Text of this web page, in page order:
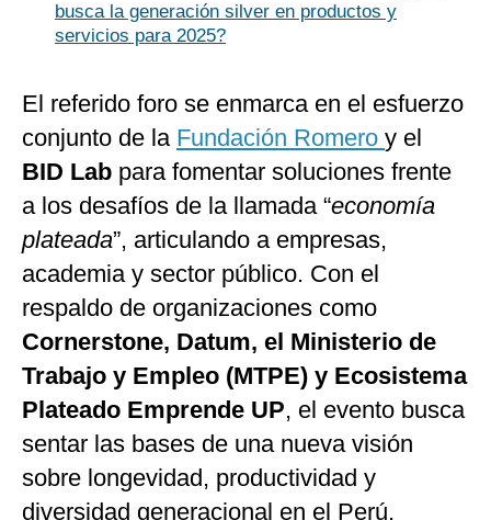
busca la generación silver en productos y
servicios para 2025?
El referido foro se enmarca en el esfuerzo
conjunto de la Fundación Romero y el
BID Lab para fomentar soluciones frente
a los desafíos de la llamada “economía
plateada”, articulando a empresas,
academia y sector público. Con el
respaldo de organizaciones como
Cornerstone, Datum, el Ministerio de
Trabajo y Empleo (MTPE) y Ecosistema
Plateado Emprende UP, el evento busca
sentar las bases de una nueva visión
sobre longevidad, productividad y
diversidad generacional en el Perú.